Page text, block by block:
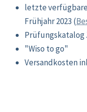
letzte
Frühjahr 2023 (
Prüfungskatalog
"Wiso to go"
Versandkosten